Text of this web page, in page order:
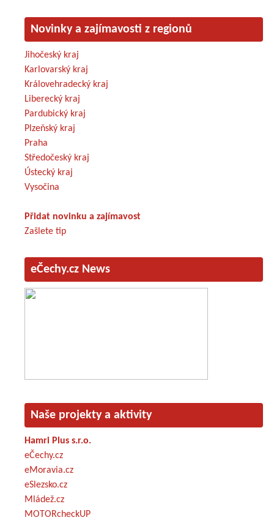
Novinky a zajímavosti z regionů
Jihočeský kraj
Karlovarský kraj
Královehradecký kraj
Liberecký kraj
Pardubický kraj
Plzeňský kraj
Praha
Středočeský kraj
Ústecký kraj
Vysočina
Přidat novinku a zajímavost
Zašlete tip
eČechy.cz News
Naše projekty a aktivity
Hamri Plus s.r.o.
eČechy.cz
eMoravia.cz
eSlezsko.cz
Mládež.cz
MOTORcheckUP